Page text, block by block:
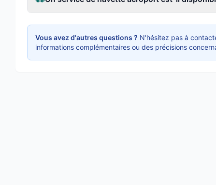
Vous avez d'autres questions ? N'hésitez pas à
informations complémentaires ou des précisions